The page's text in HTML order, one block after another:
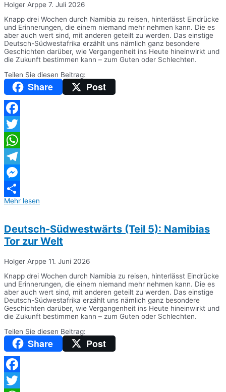
Holger Arppe 7. Juli 2026
Knapp drei Wochen durch Namibia zu reisen, hinterlässt Eindrücke
und Erinnerungen, die einem niemand mehr nehmen kann. Die es
aber auch wert sind, mit anderen geteilt zu werden. Das einstige
Deutsch-Südwestafrika erzählt uns nämlich ganz besondere
Geschichten darüber, wie Vergangenheit ins Heute hineinwirkt und
die Zukunft bestimmen kann – zum Guten oder Schlechten.
Teilen Sie diesen Beitrag:
Share Post
Facebook
Twitter
WhatsApp
Telegram
Messenger
Teilen
Mehr lesen
Deutsch-Südwestwärts (Teil 5): Namibias
Tor zur Welt
Holger Arppe 11. Juni 2026
Knapp drei Wochen durch Namibia zu reisen, hinterlässt Eindrücke
und Erinnerungen, die einem niemand mehr nehmen kann. Die es
aber auch wert sind, mit anderen geteilt zu werden. Das einstige
Deutsch-Südwestafrika erzählt uns nämlich ganz besondere
Geschichten darüber, wie Vergangenheit ins Heute hineinwirkt und
die Zukunft bestimmen kann – zum Guten oder Schlechten.
Teilen Sie diesen Beitrag:
Share Post
Facebook